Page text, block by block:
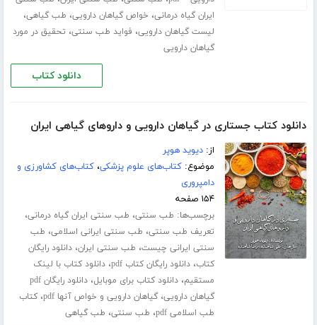
ایران گیاه درمانی، خواص گیاهان دارویی، طب گیاهی،
لیست گیاهان دارویی، فواید طب سنتی، تحقیق در مورد
گیاهان دارویی
دانلود کتاب
دانلود کتاب جستاری در گیاهان دارویی و داروهای گیاهی ایران
از:دیوید هوپر
موضوع:کتاب‌های علوم پزشکی،کتاب‌های کشاورزی و
دامپروری
۱۵۴ صفحه
برچسب‌ها: طب سنتی، طب سنتی ایران گیاه درمانی،
تعریف طب سنتی، طب سنتی ایرانی اسلامی، طب
سنتی ایرانی چیست، طب سنتی ایران،دانلود رایگان
کتاب،دانلود رایگان کتاب pdf ،دانلود کتاب با لینک
مستقیم،دانلود کتاب برای موبایل،
دانلود رایگان pdf
گیاهان دارویی،گیاهان دارویی و خواص آنها pdf ،کتاب
طب اسلامی pdf
، طب سنتی، طب گیاهی